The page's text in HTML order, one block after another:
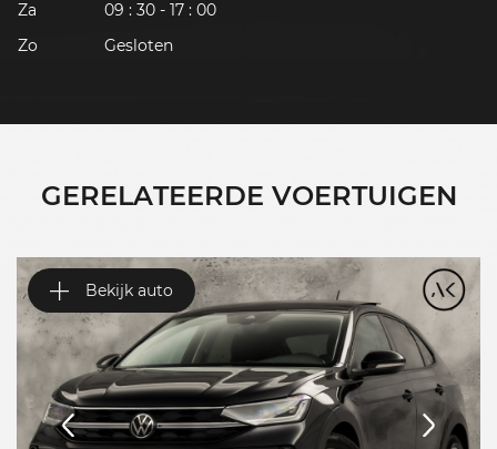
Za
09 : 30 - 17 : 00
Zo
Gesloten
GERELATEERDE VOERTUIGEN
Bekijk auto